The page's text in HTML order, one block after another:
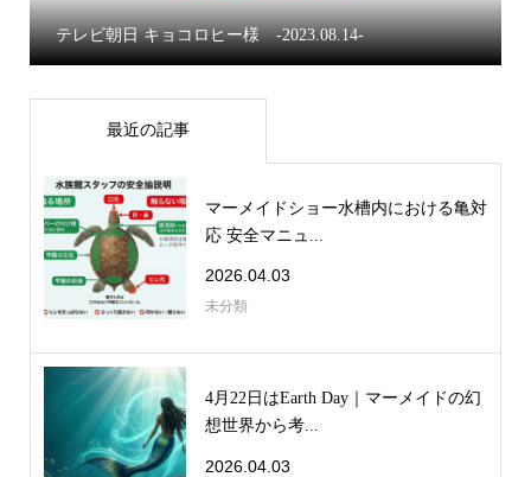
テレビ朝日 キョコロヒー様 -2023.08.14-
最近の記事
マーメイドショー水槽内における亀対
応 安全マニュ...
2026.04.03
未分類
4月22日はEarth Day｜マーメイドの幻
想世界から考...
2026.04.03